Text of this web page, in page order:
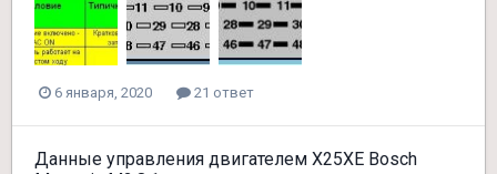
6 января, 2020 21 ответ
Данные управления двигателем X25XE Bosch